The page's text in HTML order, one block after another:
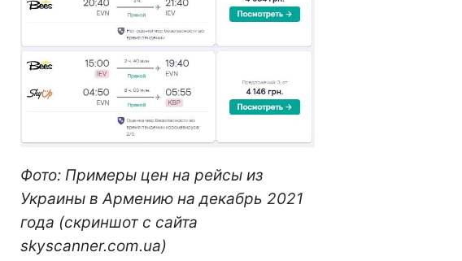
Фото: Примеры цен на рейсы из
Украины в Армению на декабрь 2021
года (скриншот с сайта
skyscanner.com.ua)